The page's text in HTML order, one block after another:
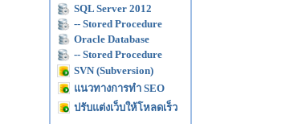
SQL Server 2012
-- Stored Procedure
Oracle Database
-- Stored Procedure
SVN (Subversion)
แนวทางการทำ SEO
ปรับแต่งเว็บให้โหลดเร็ว